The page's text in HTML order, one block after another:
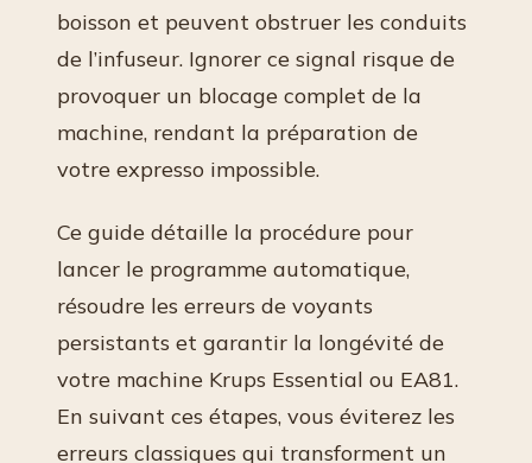
boisson et peuvent obstruer les conduits
de l’infuseur. Ignorer ce signal risque de
provoquer un blocage complet de la
machine, rendant la préparation de
votre expresso impossible.
Ce guide détaille la procédure pour
lancer le programme automatique,
résoudre les erreurs de voyants
persistants et garantir la longévité de
votre machine Krups Essential ou EA81.
En suivant ces étapes, vous éviterez les
erreurs classiques qui transforment un